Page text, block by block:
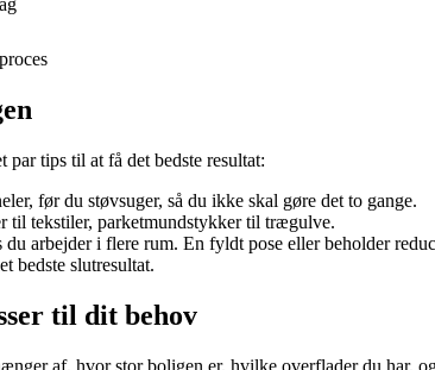
par tips til at få det bedste resultat:
før du støvsuger, så du ikke skal gøre det to gange.
til tekstiler, parketmundstykker til trægulve.
arbejder i flere rum. En fyldt pose eller beholder
bedste slutresultat.
til dit behov
af, hvor stor boligen er, hvilke overflader du